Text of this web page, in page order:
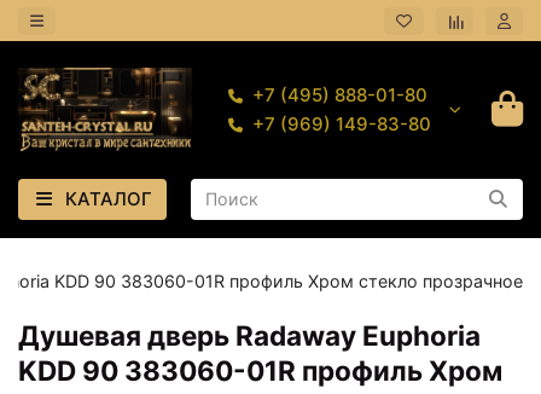
+7 (495) 888-01-80
+7 (969) 149-83-80
КАТАЛОГ
KDD 90 383060-01R профиль Хром стекло прозрачное
Душевая дверь Radaway Euphoria
KDD 90 383060-01R профиль Хром